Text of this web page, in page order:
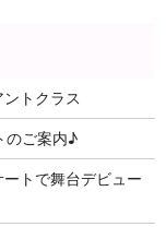
トクラス
のご案内♪
トで舞台デビュー